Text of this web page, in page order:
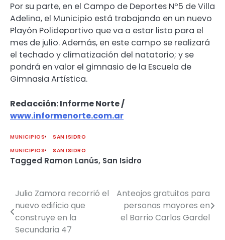
Por su parte, en el Campo de Deportes Nº5 de Villa
Adelina, el Municipio está trabajando en un nuevo
Playón Polideportivo que va a estar listo para el
mes de julio. Además, en este campo se realizará
el techado y climatización del natatorio; y se
pondrá en valor el gimnasio de la Escuela de
Gimnasia Artística.
Redacción: Informe Norte /
www.informenorte.com.ar
MUNICIPIOS
SAN ISIDRO
MUNICIPIOS
SAN ISIDRO
Tagged Ramon Lanús, San Isidro
Navegación
de
entradas
Julio Zamora recorrió el
nuevo edificio que
construye en la
Secundaria 47
Anteojos gratuitos para
personas mayores en
el Barrio Carlos Gardel